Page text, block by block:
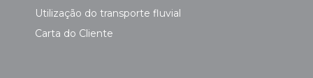
Utilização do transporte fluvial
Carta do Cliente